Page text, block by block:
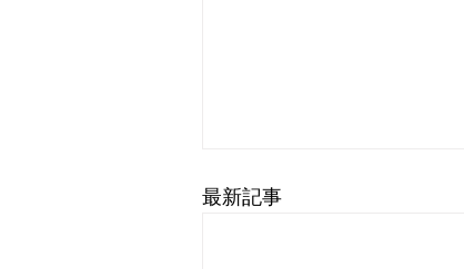
最新記事